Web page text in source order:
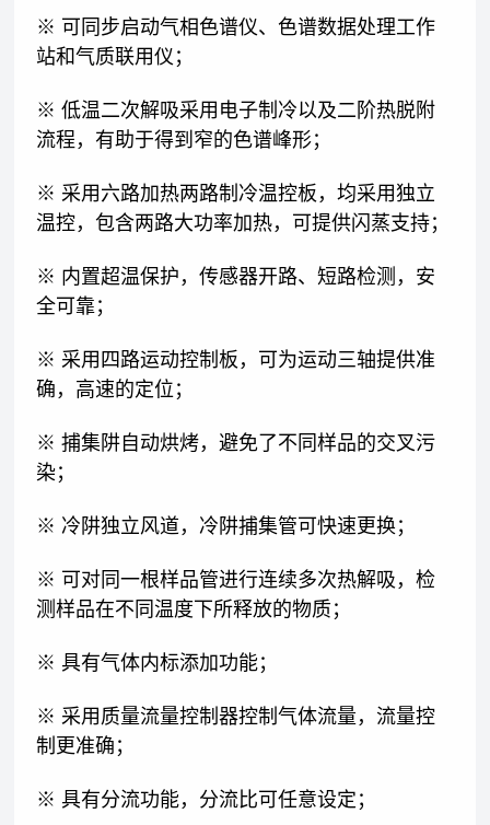
※ 可同步启动气相色谱仪、色谱数据处理工作
站和气质联用仪；
※ 低温二次解吸采用电子制冷以及二阶热脱附
流程，有助于得到窄的色谱峰形；
※ 采用六路加热两路制冷温控板，均采用独立
温控，包含两路大功率加热，可提供闪蒸支持；
※ 内置超温保护，传感器开路、短路检测，安
全可靠；
※ 采用四路运动控制板，可为运动三轴提供准
确，高速的定位；
※ 捕集阱自动烘烤，避免了不同样品的交叉污
染；
※ 冷阱独立风道，冷阱捕集管可快速更换；
※ 可对同一根样品管进行连续多次热解吸，检
测样品在不同温度下所释放的物质；
※ 具有气体内标添加功能；
※ 采用质量流量控制器控制气体流量，流量控
制更准确；
※ 具有分流功能，分流比可任意设定；